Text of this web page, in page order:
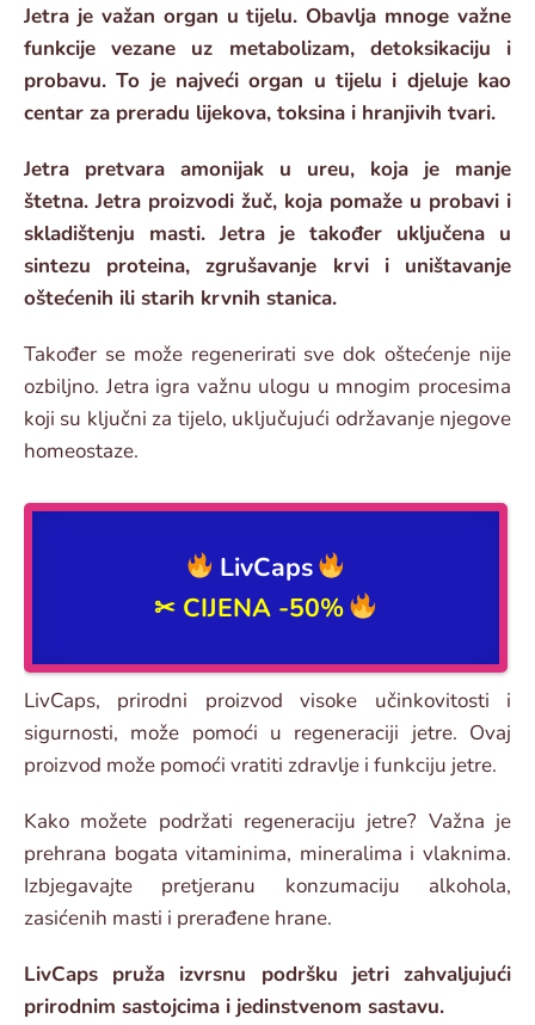
Jetra je važan organ u tijelu. Obavlja mnoge važne
funkcije vezane uz metabolizam, detoksikaciju i
probavu. To je najveći organ u tijelu i djeluje kao
centar za preradu lijekova, toksina i hranjivih tvari.
Jetra pretvara amonijak u ureu, koja je manje
štetna. Jetra proizvodi žuč, koja pomaže u probavi i
skladištenju masti. Jetra je također uključena u
sintezu proteina, zgrušavanje krvi i uništavanje
oštećenih ili starih krvnih stanica.
Također se može regenerirati sve dok oštećenje nije
ozbiljno. Jetra igra važnu ulogu u mnogim procesima
koji su ključni za tijelo, uključujući održavanje njegove
homeostaze.
LivCaps
✂ CIJENA -50%
LivCaps, prirodni proizvod visoke učinkovitosti i
sigurnosti, može pomoći u regeneraciji jetre. Ovaj
proizvod može pomoći vratiti zdravlje i funkciju jetre.
Kako možete podržati regeneraciju jetre? Važna je
prehrana bogata vitaminima, mineralima i vlaknima.
Izbjegavajte pretjeranu konzumaciju alkohola,
zasićenih masti i prerađene hrane.
LivCaps pruža izvrsnu podršku jetri zahvaljujući
prirodnim sastojcima i jedinstvenom sastavu.